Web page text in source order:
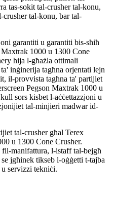
tas-sokit tal-crusher tal-konu,
crusher tal-konu, bar tal-
garantiti u garantiti bis-sħiħ
1000 u 1300 Cone
hija l-għażla ottimali
inġinerija tagħna orjentati lejn
il-provvista tagħna ta' partijiet
Pegson Maxtrak 1000 u
sors kisbet l-aċċettazzjoni u
tal-minjieri madwar id-
tal-crusher għal Terex
u 1300 Cone Crusher.
fil-manifattura, l-istaff tal-bejgħ
jgħinek tikseb l-oġġetti t-tajba
u servizzi tekniċi.